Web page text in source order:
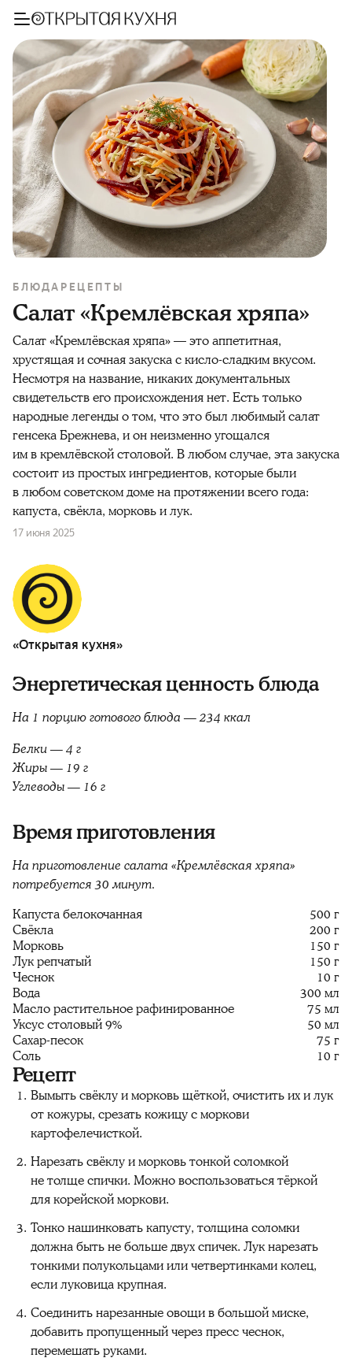
БЛЮДА РЕЦЕПТЫ
Салат «Кремлёвская хряпа»
Салат «Кремлёвская хряпа» — это аппетитная,
хрустящая и сочная закуска с кисло-сладким вкусом.
Несмотря на название, никаких документальных
свидетельств его происхождения нет. Есть только
народные легенды о том, что это был любимый салат
генсека Брежнева, и он неизменно угощался
им в кремлёвской столовой. В любом случае, эта закуска
состоит из простых ингредиентов, которые были
в любом советском доме на протяжении всего года:
капуста, свёкла, морковь и лук.
17 июня 2025
«Открытая кухня»
Энергетическая ценность блюда
На 1 порцию готового блюда — 234 ккал
Белки — 4 г
Жиры — 19 г
Углеводы — 16 г
Время приготовления
На приготовление салата «Кремлёвская хряпа»
потребуется 30 минут.
Капуста белокочанная
500 г
Свёкла
200 г
Морковь
150 г
Лук репчатый
150 г
Чеснок
10 г
Вода
300 мл
Масло растительное рафинированное
75 мл
Уксус столовый 9%
50 мл
Сахар-песок
75 г
Соль
10 г
Рецепт
Вымыть свёклу и морковь щёткой, очистить их и лук
от кожуры, срезать кожицу с моркови
картофелечисткой.
Нарезать свёклу и морковь тонкой соломкой
не толще спички. Можно воспользоваться тёркой
для корейской моркови.
Тонко нашинковать капусту, толщина соломки
должна быть не больше двух спичек. Лук нарезать
тонкими полукольцами или четвертинками колец,
если луковица крупная.
Соединить нарезанные овощи в большой миске,
добавить пропущенный через пресс чеснок,
перемешать руками.